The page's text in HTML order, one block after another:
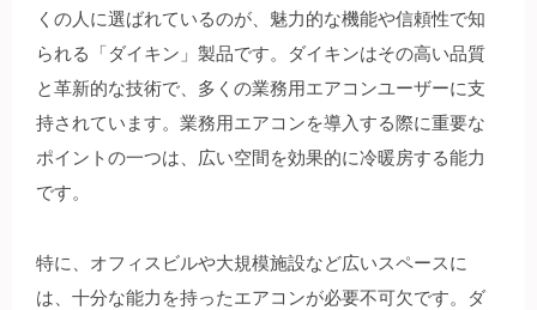
くの人に選ばれているのが、魅力的な機能や信頼性で知
られる「ダイキン」製品です。ダイキンはその高い品質
と革新的な技術で、多くの業務用エアコンユーザーに支
持されています。業務用エアコンを導入する際に重要な
ポイントの一つは、広い空間を効果的に冷暖房する能力
です。
特に、オフィスビルや大規模施設など広いスペースに
は、十分な能力を持ったエアコンが必要不可欠です。ダ